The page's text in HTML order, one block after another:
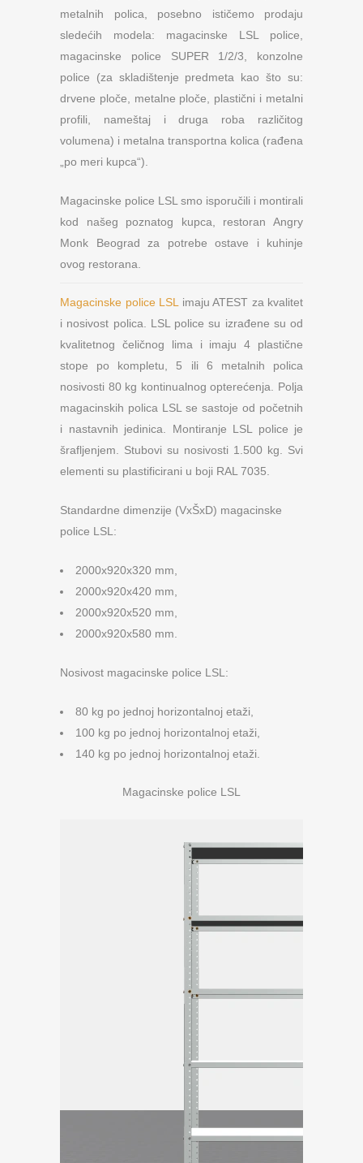
metalnih polica, posebno ističemo prodaju
sledećih modela: magacinske LSL police,
magacinske police SUPER 1/2/3, konzolne
police (za skladištenje predmeta kao što su:
drvene ploče, metalne ploče, plastični i metalni
profili, nameštaj i druga roba različitog
volumena) i metalna transportna kolica (rađena
„po meri kupca“).
Magacinske police LSL smo isporučili i montirali
kod našeg poznatog kupca, restoran Angry
Monk Beograd za potrebe ostave i kuhinje
ovog restorana.
Magacinske police LSL
imaju ATEST za kvalitet
i nosivost polica. LSL police su izrađene su od
kvalitetnog čeličnog lima i imaju 4 plastične
stope po kompletu, 5 ili 6 metalnih polica
nosivosti 80 kg kontinualnog opterećenja. Polja
magacinskih polica LSL se sastoje od početnih
i nastavnih jedinica. Montiranje LSL police je
šrafljenjem. Stubovi su nosivosti 1.500 kg. Svi
elementi su plastificirani u boji RAL 7035.
Standardne dimenzije (VxŠxD) magacinske
police LSL:
2000x920x320 mm,
2000x920x420 mm,
2000x920x520 mm,
2000x920x580 mm.
Nosivost magacinske police LSL:
80 kg po jednoj horizontalnoj etaži,
100 kg po jednoj horizontalnoj etaži,
140 kg po jednoj horizontalnoj etaži.
Magacinske police LSL